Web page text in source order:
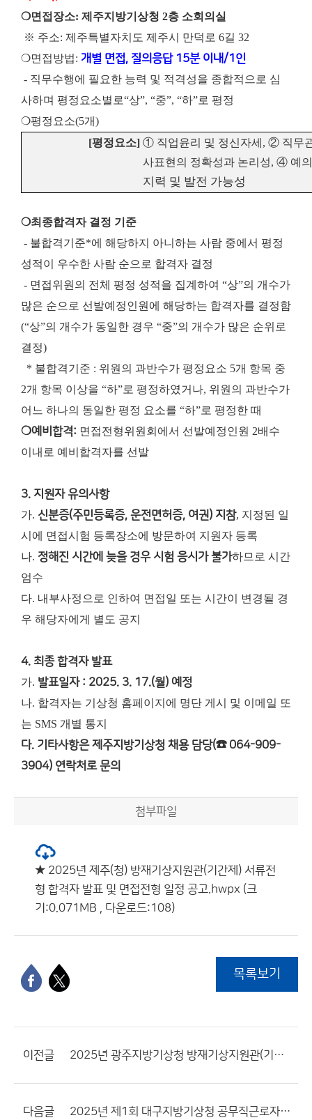
❍면접장소: 제주지방기상청 2층 소회의실
※ 주소: 제주특별자치도 제주시 만덕로 6길 32
❍면접방법: 개별 면접, 질의응답 15분 이내/1인
- 직무수행에 필요한 능력 및 적격성을 종합적으로 심
사하며 평정요소별로“상”, “중”, “하”로 평정
❍평정요소(5개)
[평정요소] ① 직업윤리 및 정신자세 , ② 직무
사표현의 정확성과 논리성,④ 예
지력 및 발전 가능성
❍최종합격자 결정 기준
- 불합격기준*에 해당하지 아니하는 사람 중에서 평정
성적이 우수한 사람 순으로 합격자 결정
- 면접위원의 전체 평정 성적을 집계하여 “상”의 개수가
많은 순으로 선발예정인원에 해당하는 합격자를 결정함
(“상”의 개수가 동일한 경우 “중”의 개수가 많은 순위로
결정)
* 불합격기준 : 위원의 과반수가 평정요소 5개 항목 중
2개 항목 이상을 “하”로 평정하였거나, 위원의 과반수가
어느 하나의 동일한 평정 요소를 “하”로 평정한 때
❍예비합격: 면접전형위원회에서 선발예정인원 2배수
이내로 예비합격자를 선발
3. 지원자 유의사항
가. 신분증(주민등록증, 운전면허증, 여권) 지참, 지정된 일
시에 면접시험 등록장소에 방문하여 지원자 등록
나. 정해진 시간에 늦을 경우 시험 응시가 불가하므로 시간
엄수
다. 내부사정으로 인하여 면접일 또는 시간이 변경될 경
우 해당자에게 별도 공지
4. 최종 합격자 발표
가. 발표일자 : 2025. 3. 17.(월) 예정
나. 합격자는 기상청 홈페이지에 명단 게시 및 이메일 또
는 SMS 개별 통지
다. 기타사항은 제주지방기상청 채용 담당(☎ 064-909-
3904) 연락처로 문의
첨부파일
★ 2025년 제주(청) 방재기상지원관(기간제) 서류전
형 합격자 발표 및 면접전형 일정 공고.hwpx (크
기:0.071MB , 다운로드:108)
목록보기
이전글 2025년 광주지방기상청 방재기상지원관(기간제근로자) 서류전형 합격자 및 면접전형 일정 공고
다음글 2025년 제1회 대구지방기상청 공무직근로자(조리원) 채용 최종 합격자 발표일 재공고